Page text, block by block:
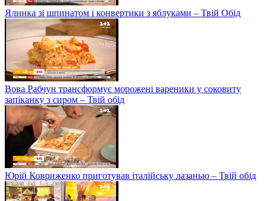
Ялинка зі шпинатом і конвертики з яблуками – Твій Обід
Вова Рабчун трансформує морожені вареники у соковиту
запіканку з сиром – Твій обід
Юрій Ковриженко приготував італійську лазанью – Твій обід